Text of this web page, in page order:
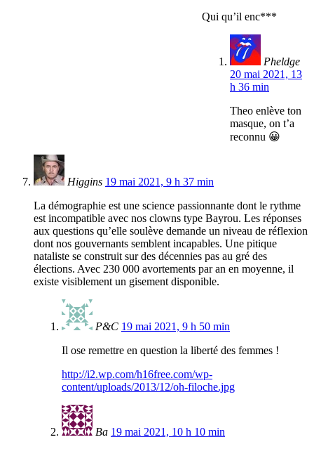
Qui qu’il enc***
Pheldge
20 mai 2021, 13
h 36 min
Theo enlève ton
masque, on t’a
reconnu 😀
Higgins 19 mai 2021, 9 h 37 min
La démographie est une science passionnante dont le rythme
est incompatible avec nos clowns type Bayrou. Les réponses
aux questions qu’elle soulève demande un niveau de réflexion
dont nos gouvernants semblent incapables. Une pitique
nataliste se construit sur des décennies pas au gré des
élections. Avec 230 000 avortements par an en moyenne, il
existe visiblement un gisement disponible.
P&C 19 mai 2021, 9 h 50 min
Il ose remettre en question la liberté des femmes !
http://i2.wp.com/h16free.com/wp-
content/uploads/2013/12/oh-filoche.jpg
Ba 19 mai 2021, 10 h 10 min